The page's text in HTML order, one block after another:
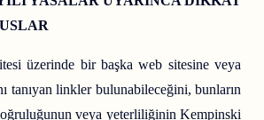
üzerinde bir başka web sitesine veya
tanıyan linkler bulunabileceğini, bunların
veya yeterliliğinin Kempinski